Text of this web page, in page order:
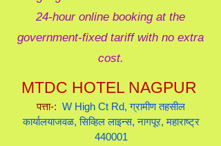
24-hour online booking at the
government-fixed tariff with no extra
cost.
MTDC HOTEL NAGPUR
पत्ता-: W High Ct Rd, ग्रामीण तहसील
कार्यालयाजवळ, सिव्हिल लाइन्स, नागपूर, महाराष्ट्र
440001